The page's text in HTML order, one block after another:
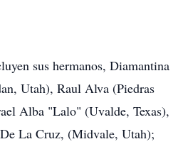
sus hermanos, Diamantina
Utah), Raul Alva (Piedras
Alba "Lalo" (Uvalde, Texas),
La Cruz, (Midvale, Utah);